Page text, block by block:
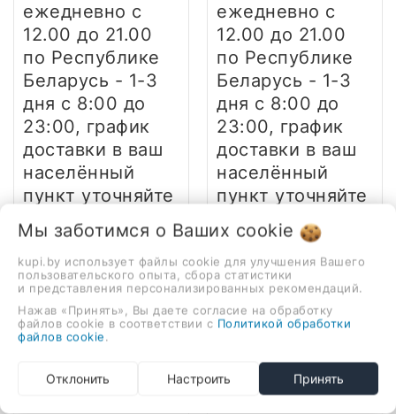
ежедневно с
12.00 до 21.00
по Республике
Беларусь - 1-3
дня с 8:00 до
23:00, график
доставки в ваш
населённый
пункт уточняйте
у менеджера
Гарантия:
12 месяцев,
фирменный
гарантийный
Преимущества:
ежедневно с
12.00 до 21.00
по Республике
Беларусь - 1-3
дня с 8:00 до
23:00, график
доставки в ваш
населённый
пункт уточняйте
у менеджера
Гарантия:
12 месяцев,
фирменный
гарантийный
талон
Преимущества:
Профессиональная
Мы заботимся о Ваших cookie
kupi.by использует файлы cookie для улучшения Вашего
пользовательского опыта, сбора статистики
и представления персонализированных рекомендаций.
Нажав «Принять», Вы даете согласие на обработку
файлов cookie в соответствии с Политикой обработки
файлов cookie.
Отклонить Настроить Принять